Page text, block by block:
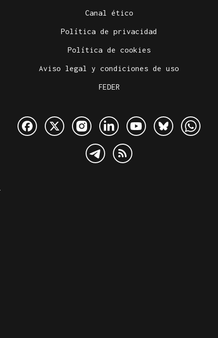
Canal ético
Política de privacidad
Política de cookies
Aviso legal y condiciones de uso
FEDER